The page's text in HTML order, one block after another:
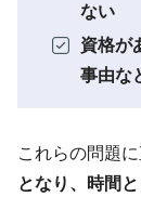
ない
資格が
事由な
これらの問題に
となり、時間